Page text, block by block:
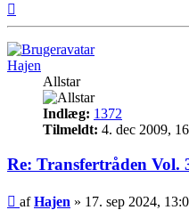
Hajen
Allstar
Indlæg: 1372
Tilmeldt: 4. dec 2009,
Re: Transfertråden Vol.
Indlæg
afHajen » 17. sep 2024,